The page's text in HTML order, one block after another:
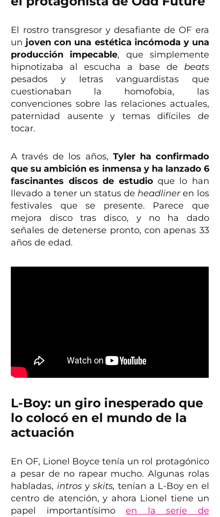
El rostro transgresor y desafiante de OF era
un joven con una estética incómoda y una
producción impecable, que simplemente
hipnotizaba al escucha a base de beats
pesados y letras vanguardistas que
cuestionaban la homofobia, las
convenciones sobre las relaciones actuales,
paternidad ausente y temas difíciles de
tocar.
A través de los años, Tyler ha confirmado
que su ambición es inmensa y ha lanzado 6
fascinantes discos de estudio que lo han
llevado a tener un status de headlineren los
festivales que se presente. Parece que
mejora disco tras disco, y no ha dado
señales de detenerse pronto, con apenas 33
años de edad.
L-Boy: un giro inesperado que
lo colocó en el mundo de la
actuación
En OF, Lionel Boyce tenía un rol protagónico
a pesar de no rapear mucho. Algunas rolas
habladas, intros y skits,tenían a L-Boy en el
centro de atención, y ahora Lionel tiene un
papel importantísimoen la serie de